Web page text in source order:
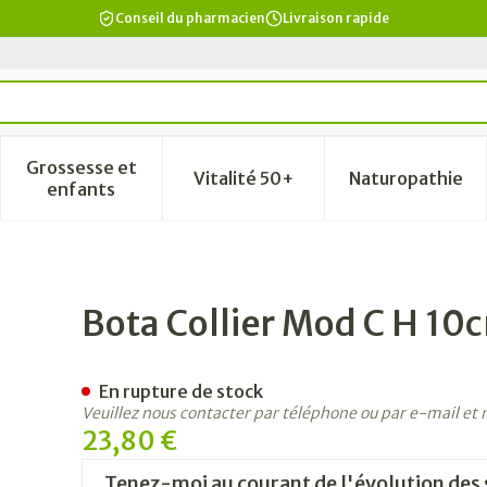
Conseil du pharmacien Livraison rapide
Beauté, soins et hygiène
sous-menu pour la catégorie Régime, alimentation &
Grossesse et
enfantsAfficher le sous-menu pour la catégorie
Vitalité 50+Afficher le sous-menu pour
Naturopathie
Afficher
Bota Collier Mod C H
23,80 €
En rupture de stock
Veuillez nous contacter par téléphone ou par e-mail